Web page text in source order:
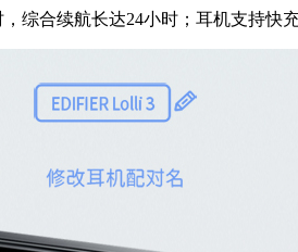
综合续航长达24小时；耳机支持快